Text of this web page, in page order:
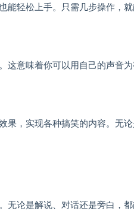
能轻松上手。只需几步操作，
这意味着你可以用自己的声音
果，实现各种搞笑的内容。无
论是解说、对话还是旁白，都